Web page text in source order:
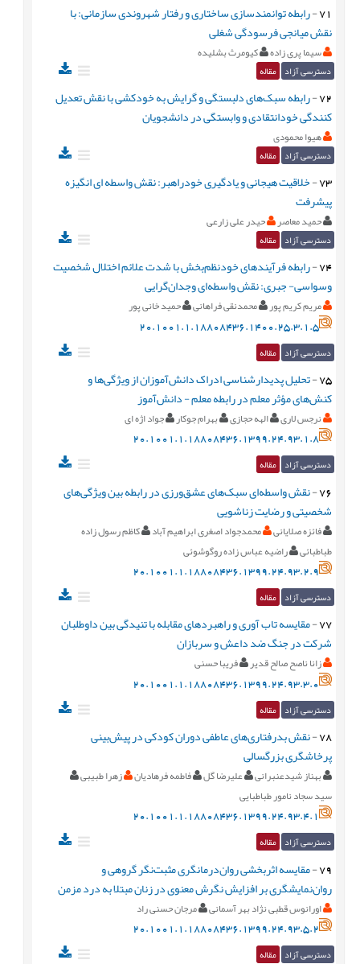
71
-رابطه توانمندسازی ساختاری و رفتار شهروندی سازمانی: با
نقش میانجی فرسودگی شغلی
سیما پری زاده کیومرث بشلیده
دسترسی آزاد مقاله
72
-رابطه سبک‌های دلبستگی و گرایش به خودکشی با نقش تعدیل
کنندگی خودانتقادی و وابستگی در دانشجویان
هیوا محمودی
دسترسی آزاد مقاله
73
-خلاقیت هیجانی و یادگیری خودراهبر: نقش واسطه ای انگیزه
پیشرفت
حمید معاصر حیدر علی زارعی
دسترسی آزاد مقاله
74
-رابطه فرآیندهای خودنظم‌بخش با شدت علائم اختلال شخصیت
وسواسی- جبری: نقش واسطه‌ای وجدان‌گرایی
مریم کریم پور محمدنقی فراهانی حمید خانی پور
20.1001.1.18808436.1400.25.3.1.5
دسترسی آزاد مقاله
75
-تحليل پديدارشناسی ادراک دانش‌آموزان از ويژگی‌ها و
کنش‌های مؤثر معلم در رابطه معلم - دانش‌آموز
نرجس لاری الهه حجازی بهرام جوکار جواد اژه ای
20.1001.1.18808436.1399.24.93.1.8
دسترسی آزاد مقاله
76
-نقش واسطه‌ای سبک‌های عشق‌ورزی در رابطه بين ويژگی‌های
شخصيتی و رضايت زناشويی
فائزه صلایانی محمدجواد اصغری ابراهیم آباد
کاظم رسول زاده
طباطبائی
راضیه عباس زاده روگوشوئی
20.1001.1.18808436.1399.24.93.2.9
دسترسی آزاد مقاله
77
-مقايسه تاب آوری و راهبردهای مقابله با تنيدگی بين داوطلبان
شرکت در جنگ ضد داعش و سربازان
زانا ناصح صالح قدیر فریبا حسنی
20.1001.1.18808436.1399.24.93.3.0
دسترسی آزاد مقاله
78
-نقش بدرفتاری‌های عاطفی دوران کودکی در پيش‌بينی
پرخاشگری بزرگسالی
بهناز شیدعنبرانی علیرضا گل فاطمه فرهادیان
زهرا طبیبی
سید سجاد نامور طباطبایی
20.1001.1.18808436.1399.24.93.4.1
دسترسی آزاد مقاله
79
-مقايسه اثربخشی روان‌درمانگری مثبت‌نگر گروهی و
روان‌نمايشگری بر افزايش نگرش معنوی در زنان مبتلا به درد مزمن
اورانوس قطبی نژاد بهر آسمانی مرجان حسنی راد
20.1001.1.18808436.1399.24.93.5.2
دسترسی آزاد مقاله